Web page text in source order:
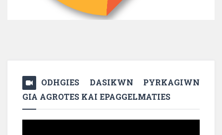
ODHGIES DASIKWN PYRKAGIWN
GIA AGROTES KAI EPAGGELMATIES